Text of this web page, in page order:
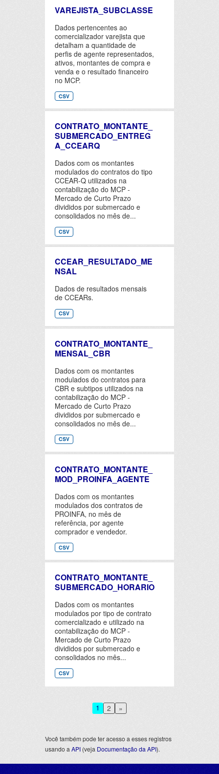
VAREJISTA_SUBCLASSE
Dados pertencentes ao
comercializador varejista que
detalham a quantidade de
perfis de agente representados,
ativos, montantes de compra e
venda e o resultado financeiro
no MCP.
CSV
CONTRATO_MONTANTE_
SUBMERCADO_ENTREG
A_CCEARQ
Dados com os montantes
modulados do contratos do tipo
CCEAR-Q utilizados na
contabilização do MCP -
Mercado de Curto Prazo
divididos por submercado e
consolidados no mês de...
CSV
CCEAR_RESULTADO_ME
NSAL
Dados de resultados mensais
de CCEARs.
CSV
CONTRATO_MONTANTE_
MENSAL_CBR
Dados com os montantes
modulados do contratos para
CBR e subtipos utilizados na
contabilização do MCP -
Mercado de Curto Prazo
divididos por submercado e
consolidados no mês de...
CSV
CONTRATO_MONTANTE_
MOD_PROINFA_AGENTE
Dados com os montantes
modulados dos contratos de
PROINFA, no mês de
referência, por agente
comprador e vendedor.
CSV
CONTRATO_MONTANTE_
SUBMERCADO_HORARIO
Dados com os montantes
modulados por tipo de contrato
comercializado e utilizado na
contabilização do MCP -
Mercado de Curto Prazo
divididos por submercado e
consolidados no mês...
CSV
1 2 »
Você também pode ter acesso a esses registros
usando a API (veja Documentação da API).